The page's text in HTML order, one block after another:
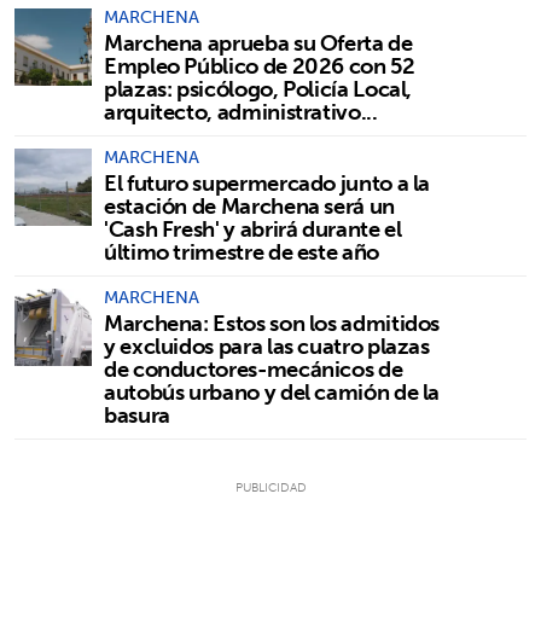
MARCHENA
Marchena aprueba su Oferta de
Empleo Público de 2026 con 52
plazas: psicólogo, Policía Local,
arquitecto, administrativo...
MARCHENA
El futuro supermercado junto a la
estación de Marchena será un
'Cash Fresh' y abrirá durante el
último trimestre de este año
MARCHENA
Marchena: Estos son los admitidos
y excluidos para las cuatro plazas
de conductores-mecánicos de
autobús urbano y del camión de la
basura